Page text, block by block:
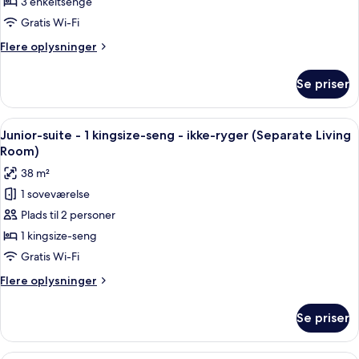
3
-
Gratis Wi-Fi
Flere oplysninger
Flere
-
enkeltsenge
-
ryger
Se priser
Indlæs
alle
billeder
af
Junior-
suite
-
1
kingsize-
seng
ikke-
ryger
En moderne stue med en grå sofa,
9
Junior-suite - 1 kingsize-seng - ikke-ryger (Separate Living
Room)
38 m²
1 soveværelse
Plads til 2 personer
1 kingsize-seng
Gratis Wi-Fi
Flere oplysninger
Flere
suite
Se priser